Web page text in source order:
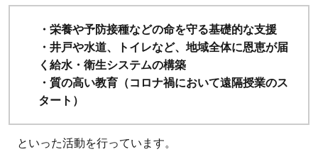
と広
い範
囲で
活動
しな
がら
場に
・栄養や予防接種などの命を守る基礎的な支援
・井戸や水道、トイレなど、地域全体に恩恵が届
く給水・衛生システムの構築
・質の高い教育（コロナ禍において遠隔授業のス
タート）
といった活動を行っています。